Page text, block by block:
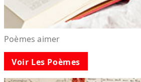
Poèmes aimer
Voir Les Poèmes